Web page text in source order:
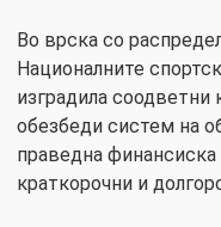
Во врска со
Националните
изградила соодветни
обезбеди систем на
праведна
краткорочни и